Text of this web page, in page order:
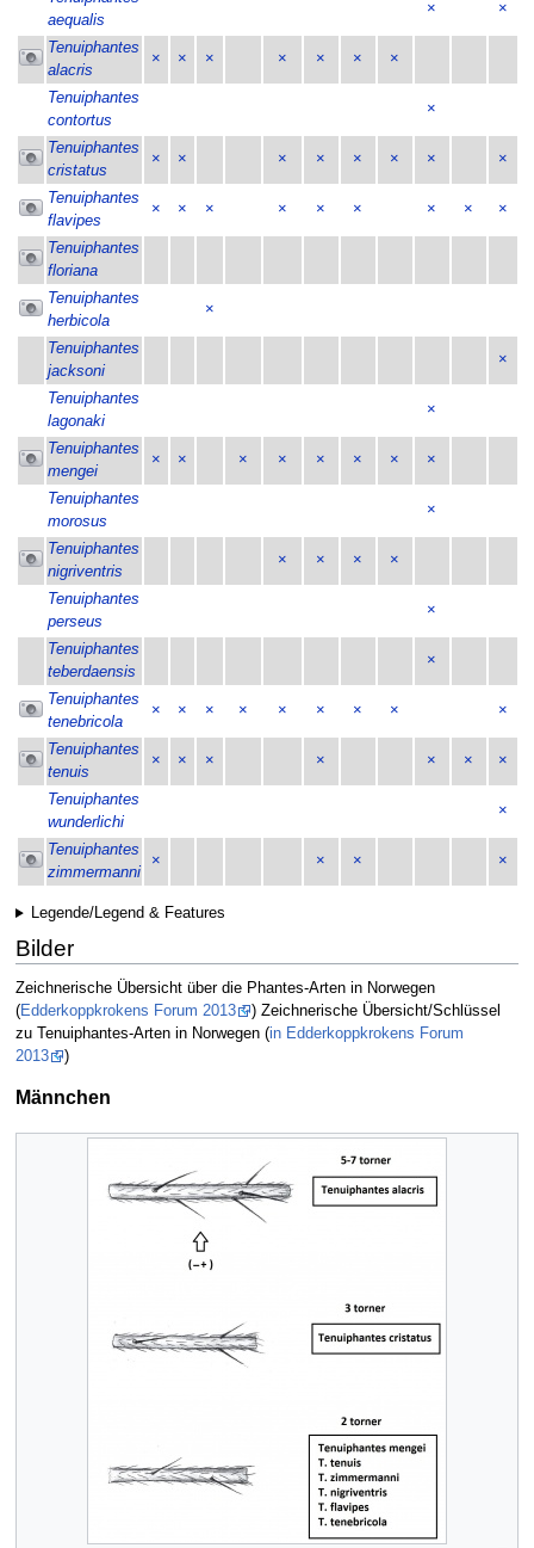
aequalis
× ×
Tenuiphantes
alacris
× × × × × × ×
Tenuiphantes
contortus
×
Tenuiphantes
cristatus
× × × × × × × ×
Tenuiphantes
flavipes
× × × × × × × × ×
Tenuiphantes
floriana
Tenuiphantes
herbicola
×
Tenuiphantes
jacksoni
×
Tenuiphantes
lagonaki
×
Tenuiphantes
mengei
× × × × × × × ×
Tenuiphantes
morosus
×
Tenuiphantes
nigriventris
× × × ×
Tenuiphantes
perseus
×
Tenuiphantes
teberdaensis
×
Tenuiphantes
tenebricola
× × × × × × × × ×
Tenuiphantes
tenuis
× × × × × × ×
Tenuiphantes
wunderlichi
×
Tenuiphantes
zimmermanni
× × × ×
Legende/Legend & Features
Bilder
Zeichnerische Übersicht über die Phantes-Arten in Norwegen
(Edderkoppkrokens Forum 2013
) Zeichnerische Übersicht/Schlüssel
zu Tenuiphantes-Arten in Norwegen (in Edderkoppkrokens Forum
2013
)
Männchen